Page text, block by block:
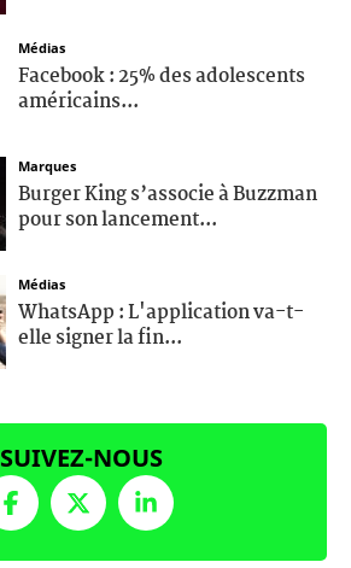
Médias
Facebook : 25% des adolescents
américains...
Marques
Burger King s’associe à Buzzman
pour son lancement...
Médias
WhatsApp : L'application va-t-
elle signer la fin...
SUIVEZ-NOUS